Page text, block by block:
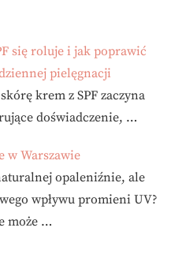
się roluje i jak poprawić
pielęgnacji
krem z SPF zaczyna
doświadczenie, …
w Warszawie
opaleniźnie, ale
wpływu promieni UV?
może …